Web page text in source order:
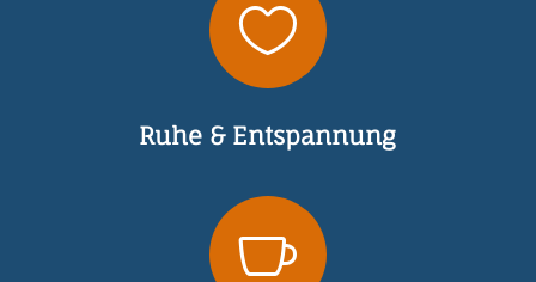

Ruhe & Entspannung
